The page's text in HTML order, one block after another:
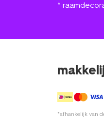
*
*afhankelijk van